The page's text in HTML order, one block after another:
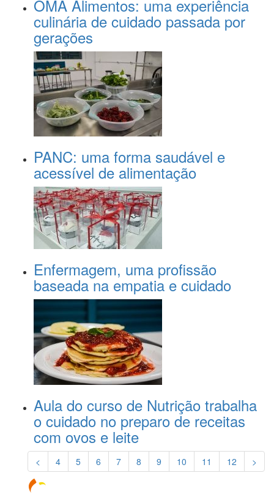
OMA Alimentos: uma experiência
culinária de cuidado passada por
gerações
PANC: uma forma saudável e
acessível de alimentação
Enfermagem, uma profissão
baseada na empatia e cuidado
Aula do curso de Nutrição trabalha
o cuidado no preparo de receitas
com ovos e leite
< 4 5 6 7 8 9 10 11 12 >